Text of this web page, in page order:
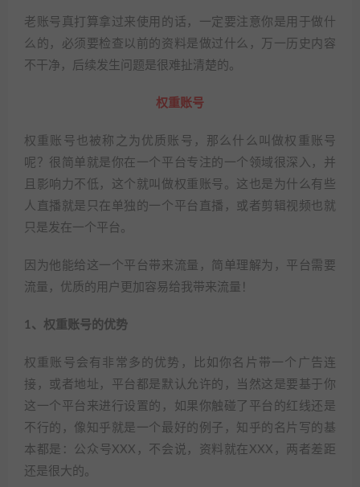
老账号真打算拿过来使用的话，一定要注意你是用于做什
么的，必须要检查以前的资料是做过什么，万一历史内容
不干净，后续发生问题是很难扯清楚的。
权重账号
权重账号也被称之为优质账号，那么什么叫做权重账号
呢？很简单就是你在一个平台专注的一个领域很深入，并
且影响力不低，这个就叫做权重账号。这也是为什么有些
人直播就是只在单独的一个平台直播，或者剪辑视频也就
只是发在一个平台。
因为他能给这一个平台带来流量，简单理解为，平台需要
流量，优质的用户更加容易给我带来流量！
1、权重账号的优势
权重账号会有非常多的优势，比如你名片带一个广告连
接，或者地址，平台都是默认允许的，当然这是要基于你
这一个平台来进行设置的，如果你触碰了平台的红线还是
不行的，像知乎就是一个最好的例子，知乎的名片写的基
本都是：公众号XXX，不会说，资料就在XXX，两者差距
还是很大的。